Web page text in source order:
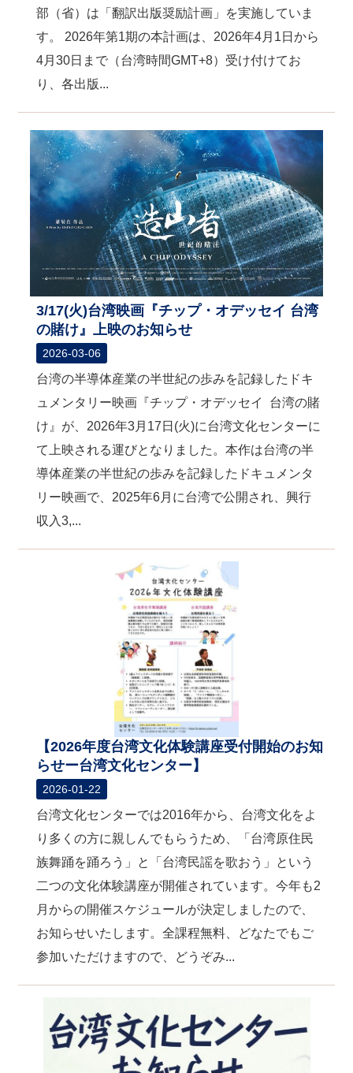
部（省）は「翻訳出版奨励計画」を実施していま
す。 2026年第1期の本計画は、2026年4月1日から
4月30日まで（台湾時間GMT+8）受け付けてお
り、各出版...
3/17(火)台湾映画『チップ・オデッセイ 台湾
の賭け』上映のお知らせ
2026-03-06
台湾の半導体産業の半世紀の歩みを記録したドキ
ュメンタリー映画『チップ・オデッセイ 台湾の賭
け』が、2026年3月17日(火)に台湾文化センターに
て上映される運びとなりました。本作は台湾の半
導体産業の半世紀の歩みを記録したドキュメンタ
リー映画で、2025年6月に台湾で公開され、興行
収入3,...
【2026年度台湾文化体験講座受付開始のお知
らせー台湾文化センター】
2026-01-22
台湾文化センターでは2016年から、台湾文化をよ
り多くの方に親しんでもらうため、「台湾原住民
族舞踊を踊ろう」と「台湾民謡を歌おう」という
二つの文化体験講座が開催されています。今年も2
月からの開催スケジュールが決定しましたので、
お知らせいたします。全課程無料、どなたでもご
参加いただけますので、どうぞみ...